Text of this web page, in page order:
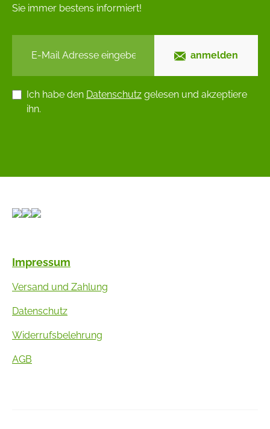
Sie immer bestens informiert!
anmelden
Ich habe den Datenschutz gelesen und akzeptiere
ihn.
Impressum
Versand und Zahlung
Datenschutz
Widerrufsbelehrung
AGB